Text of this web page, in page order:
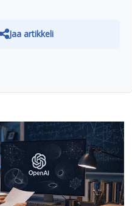
Jaa artikkeli